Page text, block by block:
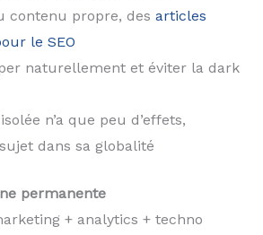
contenu propre, des articles
le SEO
naturellement et éviter la dark
n’a que peu d’effets,
dans sa globalité
permanente
+ analytics + techno